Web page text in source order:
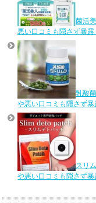
菌活
悪い口コミも隠さず暴露
乳酸
や悪い口コミも隠さず暴
スリ
や悪い口コミも隠さず暴